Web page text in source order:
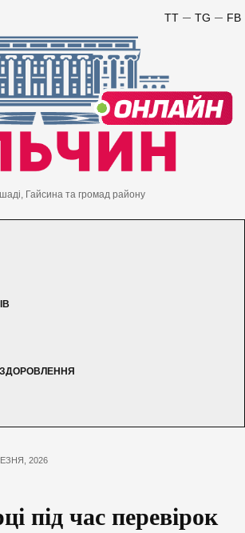
FB
TG
TT
Гайсина та громад району
2026
під час перевірок